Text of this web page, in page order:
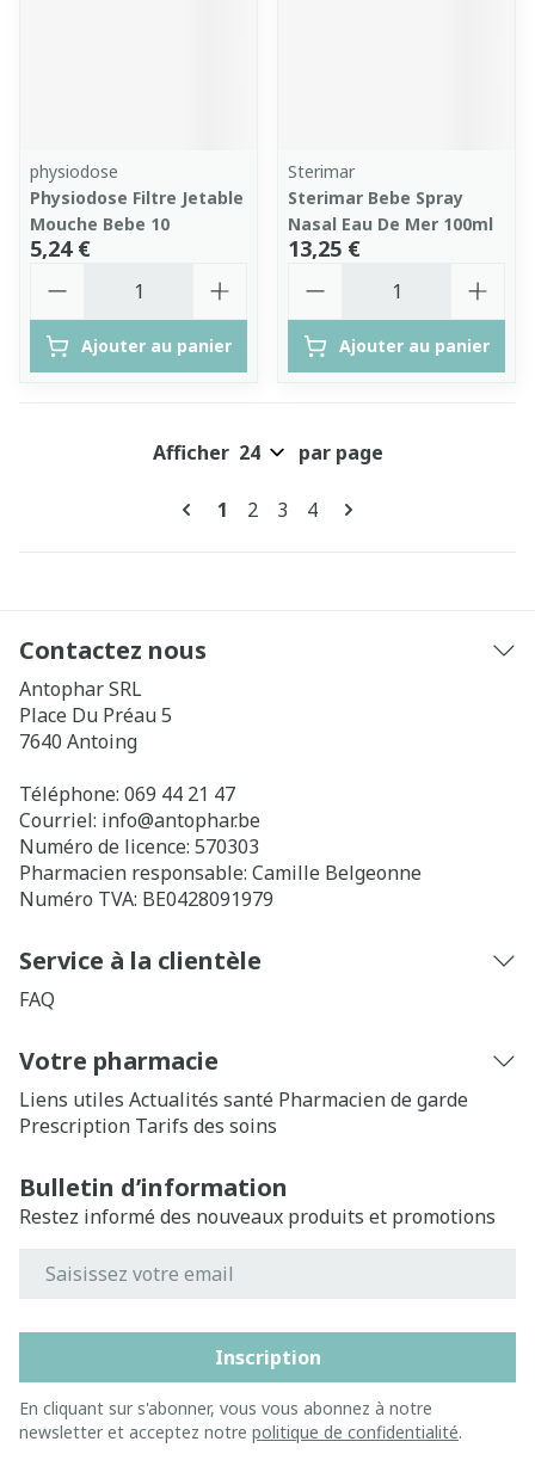
physiodose
Physiodose Filtre Jetable
Mouche Bebe 10
5,24 €
Ajouter au panier
Sterimar
Sterimar Bebe Spray
Nasal Eau De Mer 100ml
13,25 €
Ajouter au panier
Pages
Vous lisez actuellement la page
1 Page
2 Page
3 Page
4
Afficher par page
Contactez nous
Antophar SRL
Place Du Préau 5
7640 Antoing
Téléphone: 069 44 21 47
Courriel: info@antophar.be
Numéro de licence: 570303
Pharmacien responsable: Camille Belgeonne
Numéro TVA: BE0428091979
Service à la clientèle
FAQ
Votre pharmacie
Liens utiles Actualités santé Pharmacien de garde
Prescription Tarifs des soins
Bulletin d’information
Restez informé des nouveaux produits et promotions
Inscription
En cliquant sur s'abonner, vous vous abonnez à notre
newsletter et acceptez notre politique de confidentialité.